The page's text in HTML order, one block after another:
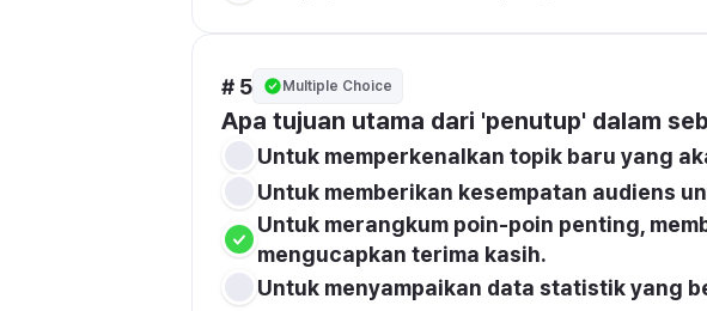
# 5 Multiple Choice
Apa tujuan utama dari 'penutup' dalam
Untuk memperkenalkan topik baru yang
Untuk memberikan kesempatan audiens
Untuk merangkum poin-poin penting,
mengucapkan terima kasih.
Untuk menyampaikan data statistik yang